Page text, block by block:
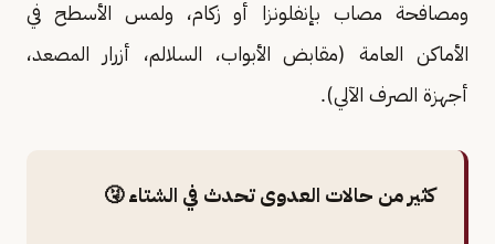
ومصافحة مصاب بإنفلونزا أو زكام، ولمس الأسطح في
الأماكن العامة (مقابض الأبواب، السلالم، أزرار المصعد،
أجهزة الصرف الآلي).
كثير من حالات العدوى تحدث في الشتاء 🤧